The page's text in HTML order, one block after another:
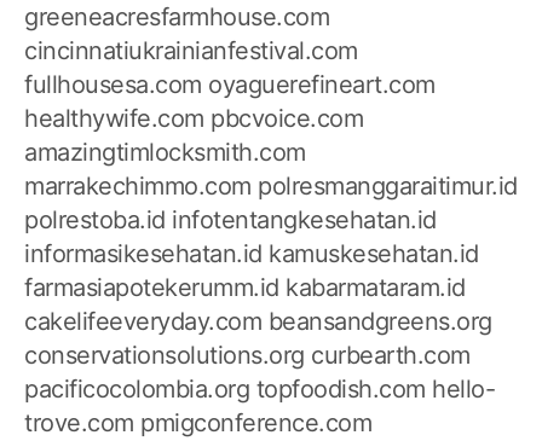
greeneacresfarmhouse.com
cincinnatiukrainianfestival.com
fullhousesa.com oyaguerefineart.com
healthywife.com pbcvoice.com
amazingtimlocksmith.com
marrakechimmo.com polresmanggaraitimur.id
polrestoba.id infotentangkesehatan.id
informasikesehatan.id kamuskesehatan.id
farmasiapotekerumm.id kabarmataram.id
cakelifeeveryday.com beansandgreens.org
conservationsolutions.org curbearth.com
pacificocolombia.org topfoodish.com hello-
trove.com pmigconference.com